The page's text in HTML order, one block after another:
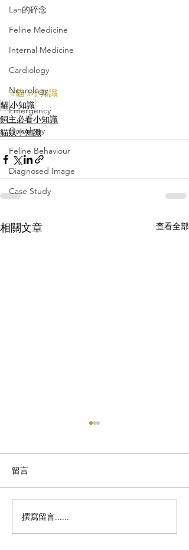
Lan的碎念
Feline Medicine
Internal Medicine
Cardiology
Neurology
Emergency
Oncology
Feline Behaviour
Diagnosed Image
Case Study
#貓 #小知識
貓小知識
飼主必看小知識
貓奴小知識
相關文章 查看全部
居家防黴 2 步驟｜Lan教
你預防貓咪黴菌感染
留言
撰寫留言......